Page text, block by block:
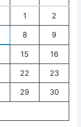
1 2
8 9
15 16
22 23
29 30